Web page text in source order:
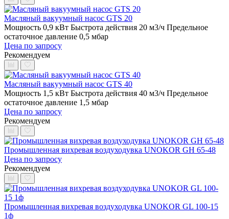
Масляный вакуумный насос GTS 20
Мощность 0,9 кВт Быстрота действия 20 м3/ч Предельное
остаточное давление 0,5 мбар
Цена по запросу
Рекомендуем
Масляный вакуумный насос GTS 40
Мощность 1,5 кВт Быстрота действия 40 м3/ч Предельное
остаточное давление 1,5 мбар
Цена по запросу
Рекомендуем
Промышленная вихревая воздуходувка UNOKOR GH 65-48
Цена по запросу
Рекомендуем
Промышленная вихревая воздуходувка UNOKOR GL 100-15
1ф